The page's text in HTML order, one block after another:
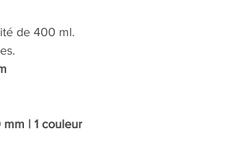
de 400 ml.
| 1 couleur